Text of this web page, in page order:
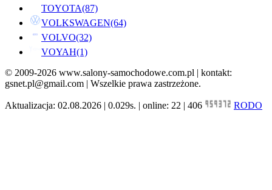
TOYOTA(87)
VOLKSWAGEN(64)
VOLVO(32)
VOYAH(1)
© 2009-2026 www.salony-samochodowe.com.pl | kontakt:
gsnet.pl@gmail.com | Wszelkie prawa zastrzeżone.
Aktualizacja: 02.08.2026 | 0.029s. | online: 22 | 406 RODO